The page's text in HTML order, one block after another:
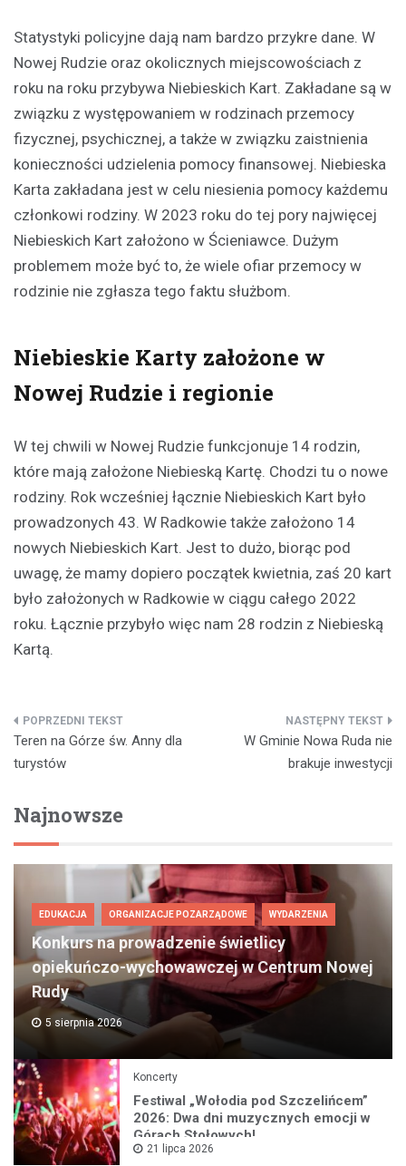
Statystyki policyjne dają nam bardzo przykre dane. W
Nowej Rudzie oraz okolicznych miejscowościach z
roku na roku przybywa Niebieskich Kart. Zakładane są w
związku z występowaniem w rodzinach przemocy
fizycznej, psychicznej, a także w związku zaistnienia
konieczności udzielenia pomocy finansowej. Niebieska
Karta zakładana jest w celu niesienia pomocy każdemu
członkowi rodziny. W 2023 roku do tej pory najwięcej
Niebieskich Kart założono w Ścieniawce. Dużym
problemem może być to, że wiele ofiar przemocy w
rodzinie nie zgłasza tego faktu służbom.
Niebieskie Karty założone w
Nowej Rudzie i regionie
W tej chwili w Nowej Rudzie funkcjonuje 14 rodzin,
które mają założone Niebieską Kartę. Chodzi tu o nowe
rodziny. Rok wcześniej łącznie Niebieskich Kart było
prowadzonych 43. W Radkowie także założono 14
nowych Niebieskich Kart. Jest to dużo, biorąc pod
uwagę, że mamy dopiero początek kwietnia, zaś 20 kart
było założonych w Radkowie w ciągu całego 2022
roku. Łącznie przybyło więc nam 28 rodzin z Niebieską
Kartą.
Nawigacja
wpisu
Teren na Górze św. Anny dla
turystów
W Gminie Nowa Ruda nie
brakuje inwestycji
Najnowsze
EDUKACJA ORGANIZACJE POZARZĄDOWE WYDARZENIA
Konkurs na prowadzenie świetlicy
opiekuńczo-wychowawczej w Centrum Nowej
Rudy
5 sierpnia 2026
Koncerty
Festiwal „Wołodia pod Szczelińcem”
2026: Dwa dni muzycznych emocji w
Górach Stołowych!
21 lipca 2026